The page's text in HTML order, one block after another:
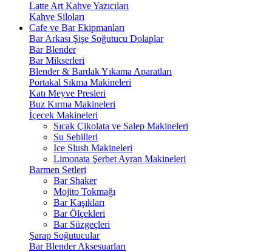
Latte Art Kahve Yazıcıları
Kahve Siloları
Cafe ve Bar Ekipmanları
Bar Arkası Şişe Soğutucu Dolaplar
Bar Blender
Bar Mikserleri
Blender & Bardak Yıkama Aparatları
Portakal Sıkma Makineleri
Katı Meyve Presleri
Buz Kırma Makineleri
İçecek Makineleri
Sıcak Çikolata ve Salep Makineleri
Su Sebilleri
Ice Slush Makineleri
Limonata Şerbet Ayran Makineleri
Barmen Setleri
Bar Shaker
Mojito Tokmağı
Bar Kaşıkları
Bar Ölçekleri
Bar Süzgeçleri
Şarap Soğutucular
Bar Blender Aksesuarları